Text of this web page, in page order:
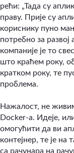
рећи: „Тада су
праву. Прије су
кориснику пуно
потребно за
компаније је то
што краћем року,
кратком року, те
проблема.
Нажалост, не
Docker-a. Идеје,
омогућити да ви
контејнер, те је на
са рачунара на